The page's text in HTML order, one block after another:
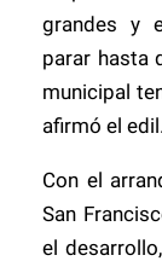
grandes y
parar hasta
municipal
afirmó el edil.
Con el
San
el